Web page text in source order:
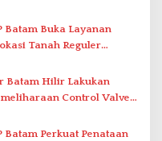
ke Pusat
Batam Buka Layanan
Tanah Reguler
Batam Hilir Lakukan
Control Valve,
Batam Perkuat Penataan